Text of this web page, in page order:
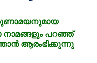
നാമങ്ങളും പറഞ്ഞ്
ആരംഭിക്കുന്നു